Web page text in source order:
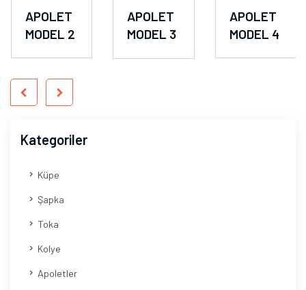
APOLET
MODEL 2
APOLET
MODEL 3
APOLET
MODEL 4
Kategoriler
Küpe
Şapka
Toka
Kolye
Apoletler